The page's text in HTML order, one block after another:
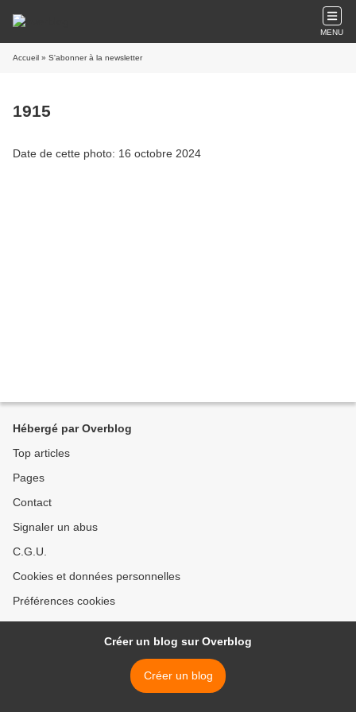
MENU
Accueil » S'abonner à la newsletter
1915
Date de cette photo: 16 octobre 2024
Hébergé par Overblog
Top articles
Pages
Contact
Signaler un abus
C.G.U.
Cookies et données personnelles
Préférences cookies
Créer un blog sur Overblog
Créer un blog